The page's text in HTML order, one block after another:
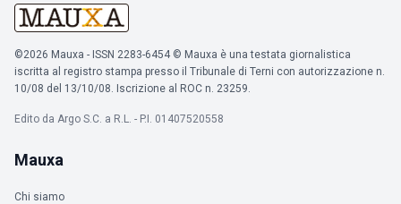
©2026 Mauxa - ISSN 2283-6454 © Mauxa è una testata giornalistica
iscritta al registro stampa presso il Tribunale di Terni con autorizzazione n.
10/08 del 13/10/08. Iscrizione al ROC n. 23259.
Edito da Argo S.C. a R.L. - P.I. 01407520558
Mauxa
Chi siamo